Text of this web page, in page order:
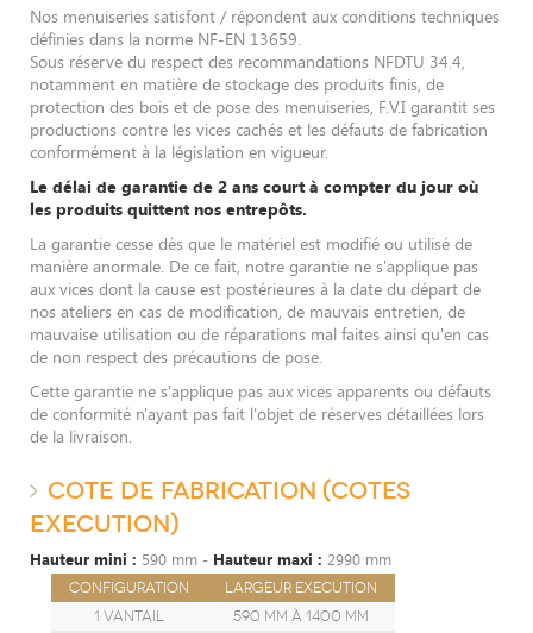
Nos menuiseries satisfont / répondent aux conditions techniques
définies dans la norme NF-EN 13659.
Sous réserve du respect des recommandations NFDTU 34.4,
notamment en matière de stockage des produits finis, de
protection des bois et de pose des menuiseries, F.V.I garantit ses
productions contre les vices cachés et les défauts de fabrication
conformément à la législation en vigueur.
Le délai de garantie de 2 ans court à compter du jour où
les produits quittent nos entrepôts.
La garantie cesse dès que le matériel est modifié ou utilisé de
manière anormale. De ce fait, notre garantie ne s'applique pas
aux vices dont la cause est postérieures à la date du départ de
nos ateliers en cas de modification, de mauvais entretien, de
mauvaise utilisation ou de réparations mal faites ainsi qu'en cas
de non respect des précautions de pose.
Cette garantie ne s'applique pas aux vices apparents ou défauts
de conformité n'ayant pas fait l'objet de réserves détaillées lors
de la livraison.
COTE DE FABRICATION (COTES
EXECUTION)
Hauteur mini : 590 mm - Hauteur maxi : 2990 mm
Configuration
Largeur execution
1 vantail
590 mm à 1400 mm